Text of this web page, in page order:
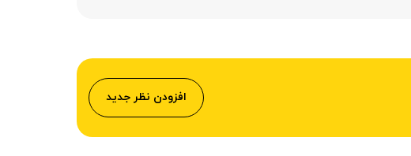
افزودن نظر جدید